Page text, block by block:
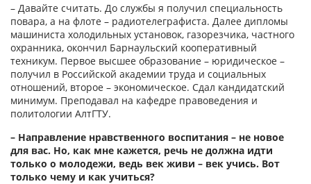
– Давайте считать. До службы я получил специальность
повара, а на флоте – радиотелеграфиста. Далее дипломы
машиниста холодильных установок, газорезчика, частного
охранника, окончил Барнаульский кооперативный
техникум. Первое высшее образование – юридическое –
получил в Российской академии труда и социальных
отношений, второе – экономическое. Сдал кандидатский
минимум. Преподавал на кафедре правоведения и
политологии АлтГТУ.
– Направление нравственного воспитания – не новое
для вас. Но, как мне кажется, речь не должна идти
только о молодежи, ведь век живи – век учись. Вот
только чему и как учиться?